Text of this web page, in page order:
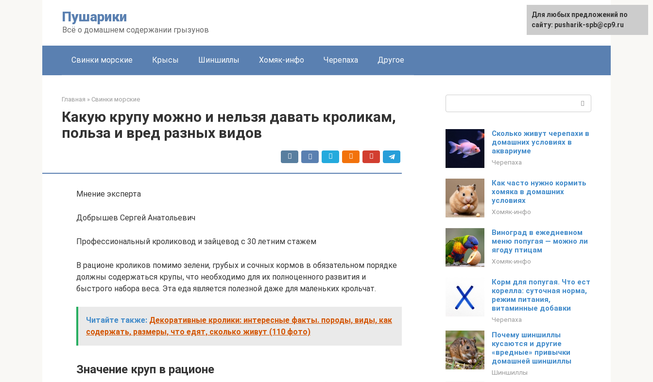
Пушарики
Всё о домашнем содержании грызунов
Свинки морские Крысы Шиншиллы Хомяк-инфо Черепаха Другое
Главная » Свинки морские
Какую крупу можно и нельзя давать кроликам,
польза и вред разных видов
Мнение эксперта
Добрышев Сергей Анатольевич
Профессиональный кроликовод и зайцевод с 30 летним стажем
В рационе кроликов помимо зелени, грубых и сочных кормов в обязательном порядке
должны содержаться крупы, что необходимо для их полноценного развития и
быстрого набора веса. Эта еда является полезной даже для маленьких крольчат.
Читайте также: Декоративные кролики: интересные факты. породы, виды, как
содержать, размеры, что едят, сколько живут (110 фото)
Значение круп в рационе
Сколько живут черепахи в
домашних условиях в
аквариуме
Черепаха
Как часто нужно кормить
хомяка в домашних
условиях
Хомяк-инфо
Виноград в ежедневном
меню попугая — можно ли
ягоду птицам
Хомяк-инфо
Корм для попугая. Что ест
корелла: суточная норма,
режим питания,
витаминные добавки
Черепаха
Почему шиншиллы
кусаются и другие
«вредные» привычки
домашней шиншиллы
Шиншиллы
Для любых предложений по
сайту: pusharik-spb@cp9.ru